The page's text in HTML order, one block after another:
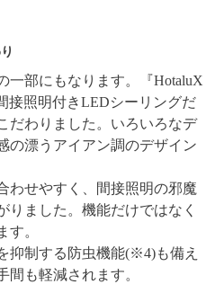
部にもなります。『HotaluX
接照明付きLEDシーリングだ
だわりました。いろいろなデ
の漂うアイアン調のデザイン
せやすく、間接照明の邪魔
りました。機能だけではなく
す。
抑制する防虫機能(※4)も備え
間も軽減されます。